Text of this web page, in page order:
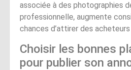
associée à des photographies
professionnelle, augmente
chances d’attirer des
Choisir les bonnes
pour publier son